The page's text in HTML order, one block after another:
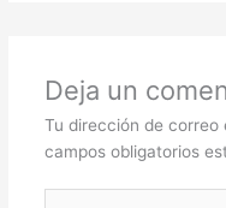
Deja un
Tu dirección de correo
campos obligatorios